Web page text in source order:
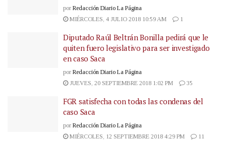
por Redacción Diario La Página
MIÉRCOLES, 4 JULIO 2018 10:59 AM
1
Diputado Raúl Beltrán Bonilla pedirá que le
quiten fuero legislativo para ser investigado
en caso Saca
por Redacción Diario La Página
JUEVES, 20 SEPTIEMBRE 2018 1:02 PM
35
FGR satisfecha con todas las condenas del
caso Saca
por Redacción Diario La Página
MIÉRCOLES, 12 SEPTIEMBRE 2018 4:29 PM
11